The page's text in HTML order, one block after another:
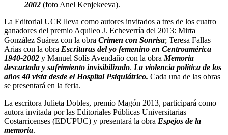
2002 (foto Anel Kenjekeeva).
La Editorial UCR lleva como autores invitados a tres de los cuatro
ganadores del premio Aquileo J. Echeverría del 2013: Mirta
González Suárez con la obra Crimen con Sonrisa; Teresa Fallas
Arias con la obra Escrituras del yo femenino en Centroamérica
1940-2002 y Manuel Solís Avendaño con la obra Memoria
descartada y sufrimiento invisibilizado. La violencia política de los
años 40 vista desde el Hospital Psiquiátrico. Cada una de las obras
se presentará en la feria.
La escritora Julieta Dobles, premio Magón 2013, participará como
autora invitada por las Editoriales Públicas Universitarias
Costarricenses (EDUPUC) y presentará la obra Espejos de la
memoria.